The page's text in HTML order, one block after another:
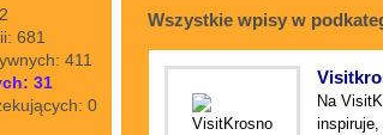
681
411
31
0
Wszystkie wpisy w
Na